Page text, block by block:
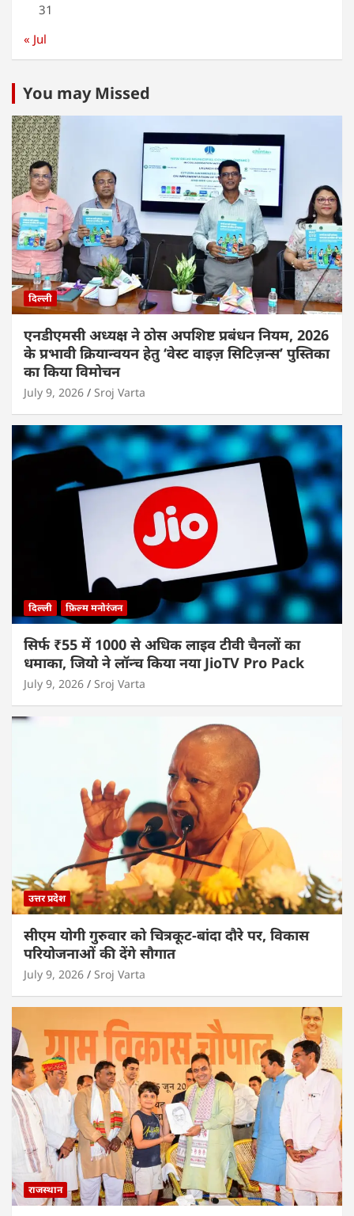
31
« Jul
You may Missed
दिल्ली
एनडीएमसी अध्यक्ष ने ठोस अपशिष्ट प्रबंधन नियम, 2026
के प्रभावी क्रियान्वयन हेतु ‘वेस्ट वाइज़ सिटिज़न्स’ पुस्तिका
का किया विमोचन
July 9, 2026 Sroj Varta
दिल्ली फ़िल्म मनोरंजन
सिर्फ ₹55 में 1000 से अधिक लाइव टीवी चैनलों का
धमाका, जियो ने लॉन्च किया नया JioTV Pro Pack
July 9, 2026 Sroj Varta
उत्तर प्रदेश
सीएम योगी गुरुवार को चित्रकूट-बांदा दौरे पर, विकास
परियोजनाओं की देंगे सौगात
July 9, 2026 Sroj Varta
राजस्थान